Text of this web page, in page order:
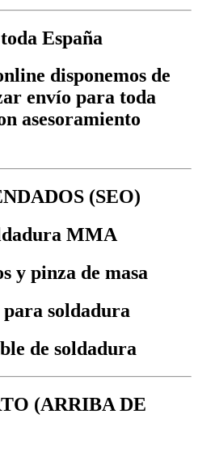
España
disponemos de
envío para toda
asesoramiento
(SEO)
MMA
y pinza de masa
soldadura
de soldadura
(ARRIBA DE